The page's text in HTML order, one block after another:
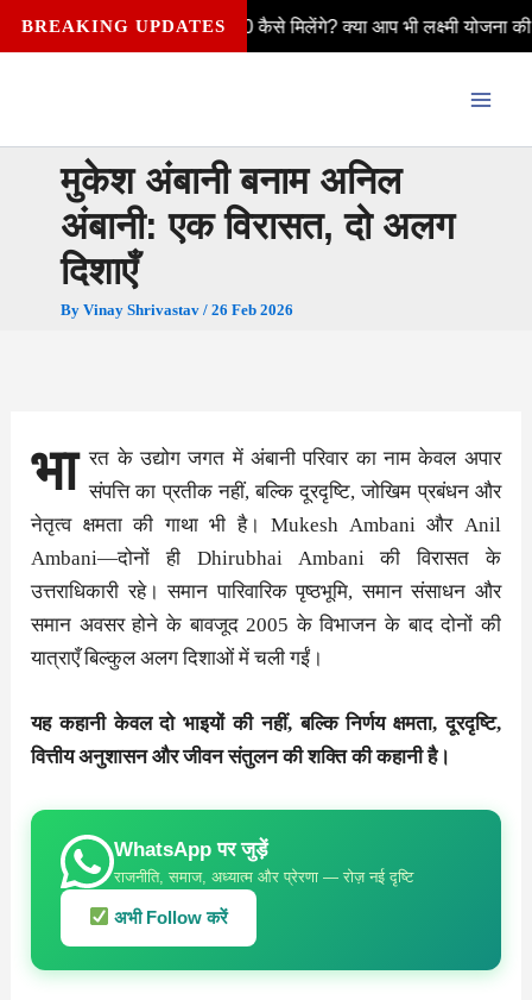
Skip
to
BREAKING UPDATES
महीने ₹2,500 कैसे मिलेंगे? क्या आप भी लक्ष्मी योजना की पात्र
मुकेश अंबानी बनाम अनिल
अंबानी: एक विरासत, दो अलग
दिशाएँ
By Vinay Shrivastav / 26 Feb 2026
भा रत के उद्योग जगत में अंबानी परिवार का नाम केवल अपार
संपत्ति का प्रतीक नहीं, बल्कि दूरदृष्टि, जोखिम प्रबंधन और
नेतृत्व क्षमता की गाथा भी है। Mukesh Ambani और Anil
Ambani—दोनों ही Dhirubhai Ambani की विरासत के
उत्तराधिकारी रहे। समान पारिवारिक पृष्ठभूमि, समान संसाधन और
समान अवसर होने के बावजूद 2005 के विभाजन के बाद दोनों की
यात्राएँ बिल्कुल अलग दिशाओं में चली गईं।
यह कहानी केवल दो भाइयों की नहीं, बल्कि निर्णय क्षमता, दूरदृष्टि,
वित्तीय अनुशासन और जीवन संतुलन की शक्ति की कहानी है।
WhatsApp पर जुड़ें
राजनीति, समाज, अध्यात्म और प्रेरणा — रोज़ नई दृष्टि
अभी Follow करें